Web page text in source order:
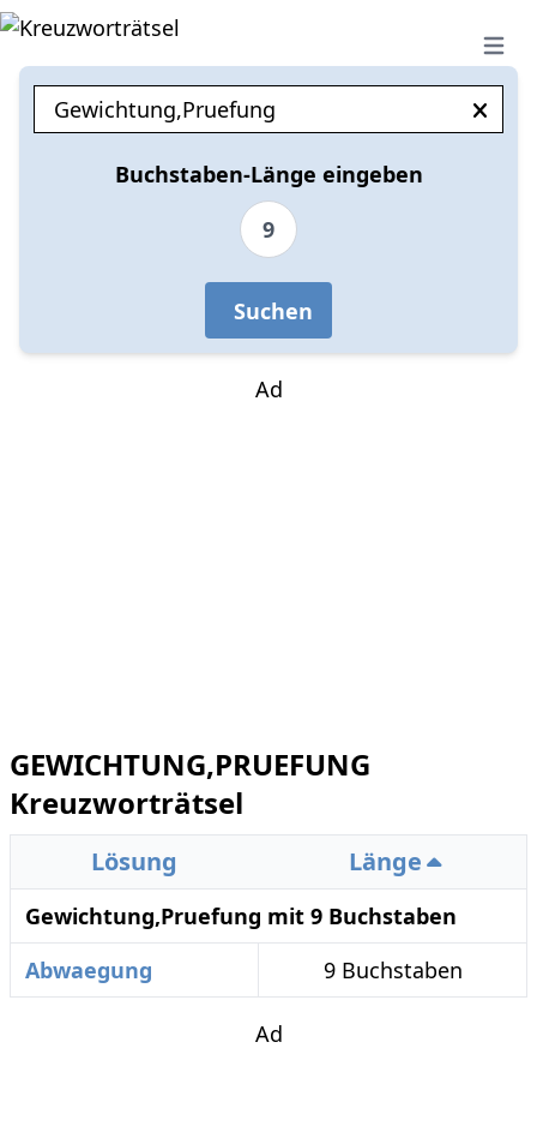
Open
Buchstaben-Länge eingeben
9
Suchen
Ad
GEWICHTUNG,PRUEFUNG
Kreuzworträtsel
Lösung Länge
Gewichtung,Pruefung mit 9 Buchstaben
Abwaegung
9 Buchstaben
Ad